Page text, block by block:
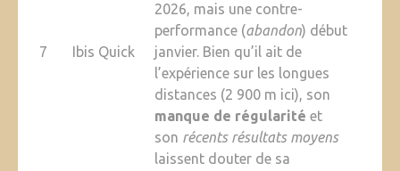
7 Ibis Quick
2026, mais une contre-
performance (abandon) début
janvier. Bien qu’il ait de
l’expérience sur les longues
distances (2 900 m ici), son
manque de régularité et
son récents résultats moyens
laissent douter de sa